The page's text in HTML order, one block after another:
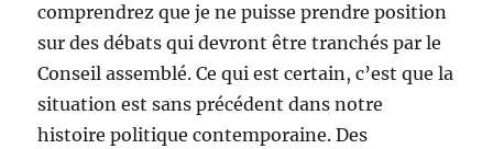
comprendrez que je ne puisse prendre position
sur des débats qui devront être tranchés par le
Conseil assemblé. Ce qui est certain, c’est que la
situation est sans précédent dans notre
histoire politique contemporaine. Des